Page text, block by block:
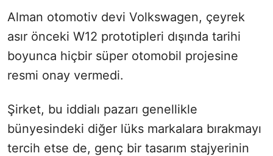
Alman otomotiv devi Volkswagen, çeyrek
asır önceki W12 prototipleri dışında tarihi
boyunca hiçbir süper otomobil projesine
resmi onay vermedi.
Şirket, bu iddialı pazarı genellikle
bünyesindeki diğer lüks markalara bırakmayı
tercih etse de, genç bir tasarım stajyerinin